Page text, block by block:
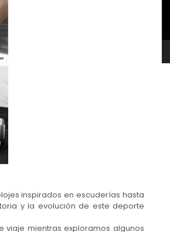
inspirados en escuderías hasta
y la evolución de este deporte
viaje mientras exploramos algunos